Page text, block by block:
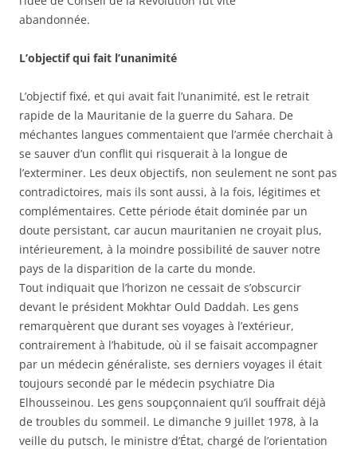
abandonnée.
L’objectif qui fait l’unanimité
L’objectif fixé, et qui avait fait l’unanimité, est le retrait
rapide de la Mauritanie de la guerre du Sahara. De
méchantes langues commentaient que l’armée cherchait à
se sauver d’un conflit qui risquerait à la longue de
l’exterminer. Les deux objectifs, non seulement ne sont pas
contradictoires, mais ils sont aussi, à la fois, légitimes et
complémentaires. Cette période était dominée par un
doute persistant, car aucun mauritanien ne croyait plus,
intérieurement, à la moindre possibilité de sauver notre
pays de la disparition de la carte du monde.
Tout indiquait que l’horizon ne cessait de s’obscurcir
devant le président Mokhtar Ould Daddah. Les gens
remarquèrent que durant ses voyages à l’extérieur,
contrairement à l’habitude, où il se faisait accompagner
par un médecin généraliste, ses derniers voyages il était
toujours secondé par le médecin psychiatre Dia
Elhousseinou. Les gens soupçonnaient qu’il souffrait déjà
de troubles du sommeil. Le dimanche 9 juillet 1978, à la
veille du putsch, le ministre d’État, chargé de l’orientation